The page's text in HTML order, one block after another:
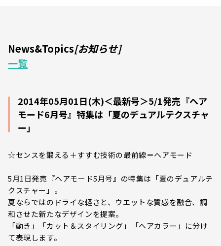
News&Topics[お知らせ]
一覧
2014年05月01日(木)＜最新号＞5/1発売『ヘア
モード6月号』特集は「夏のデュアルテクスチャ
ー」
☆センスを鍛える＋すすむ技術の最前線＝ヘアモード
5月1日発売『ヘアモード5月号』の特集は「夏のデュアルテ
クスチャー」。
夏ならではのドライな軽さと、ウエットな質感を融合、調
和させた新たなデザインを提案。
「動き」「カット＆スタイリング」「ヘアカラー」に分け
て表現します。